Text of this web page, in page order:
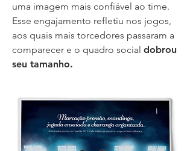
uma imagem mais confiável ao time.
Esse engajamento refletiu nos jogos,
aos quais mais torcedores passaram a
comparecer e o quadro social dobrou
seu tamanho.